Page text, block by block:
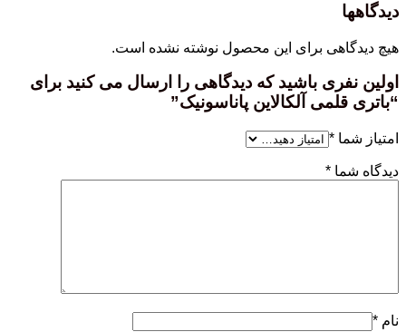
دیدگاهها
هیچ دیدگاهی برای این محصول نوشته نشده است.
اولین نفری باشید که دیدگاهی را ارسال می کنید برای
“باتری قلمی آلکالاین پاناسونیک”
امتیاز شما *
دیدگاه شما *
نام *